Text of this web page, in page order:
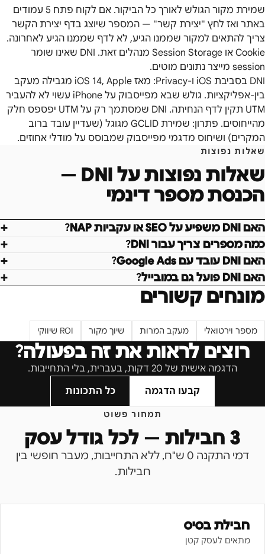
שמירת מקור הגולש לאורך כל הביקור. אם לקוח פתח 5 עמודים
באתר ואז לחץ "יצירת קשר" — המספר שיוצג בדף יצירת הקשר
צריך להתאים למקור שממנו הגיע, לא לדף שממנו הגיע לאחרונה.
Cookie או Session Storage מנהלים זאת. DNI שאינו שומר
session מייצר נתונים מוטים.
DNI בסביבת iOS ו-Privacy: מאז iOS 14, Apple מגבילה מעקב
בין-אפליקציות. גולש שבא מפייסבוק על iPhone עשוי לא להעביר
UTM תקין לדף הנחיתה. DNI שמסתמך רק על UTM יפספס חלק
מהייחוסים. פתרון: שמירת GCLID מגוגל (שעדיין עובד ברוב
המקרים) ושיחוס מדגמי מפייסבוק שמבוסס על מודלי אחוזים.
שאלות נפוצות
שאלות נפוצות על
DNI —
הכנסת מספר דינמי
האם DNI משפיע על SEO או עקביות NAP?
כמה מספרים צריך עבור DNI?
האם DNI עובד עם Google Ads?
האם DNI פועל גם במובייל?
מונחים קשורים
מספר וירטואלי מעקב המרות שיוך מקור ROI שיווקי
רוצים לראות את זה בפעולה?
הדגמה אישית של 20 דקות, בעברית, בלי התחייבות.
קבעו הדגמה
כל התכונות
תמחור פשוט
3 חבילות — לכל גודל עסק
דמי התקנה 0 ש"ח, ללא התחייבות, מעבר חופשי בין
חבילות.
חבילת בסיס
מתאים לעסק קטן